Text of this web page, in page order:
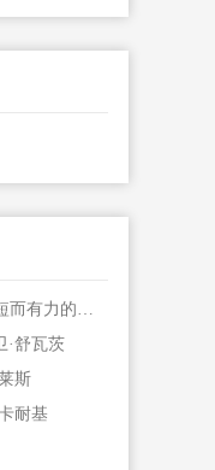
高三励志语录精选：简短而有力的激励句子
·舒瓦茨
斯
耐基